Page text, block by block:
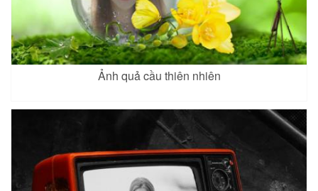
Ảnh quả cầu thiên nhiên